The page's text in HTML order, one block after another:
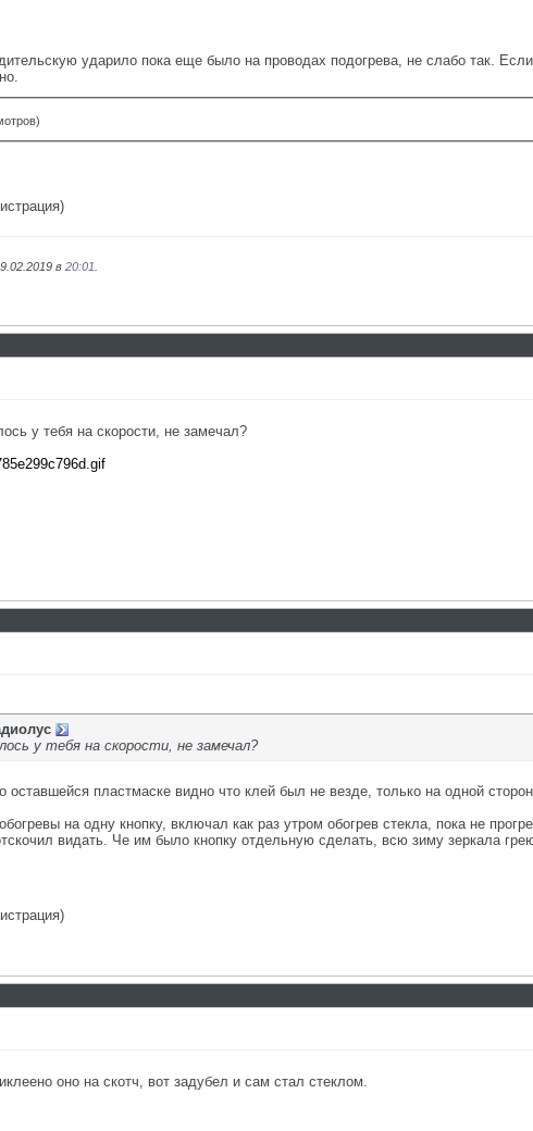
ударило пока еще было на проводах подогрева, не слабо так.
в 20:01
у тебя на скорости, не замечал?
у тебя на скорости, не замечал?
пластмаске видно что клей был не везде, только на одной
на одну кнопку, включал как раз утром обогрев стекла, пока не
видать. Че им было кнопку отдельную сделать, всю зиму зеркала
оно на скотч, вот задубел и сам стал стеклом.